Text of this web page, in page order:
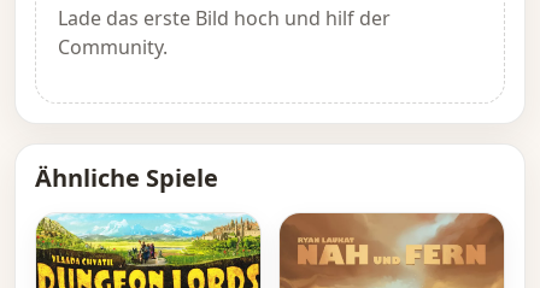
Lade das erste Bild hoch und hilf der
Community.
Ähnliche Spiele